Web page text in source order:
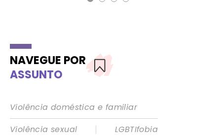
NAVEGUE POR
ASSUNTO
Violência doméstica e familiar
Violência sexual
|
LGBTIfobia